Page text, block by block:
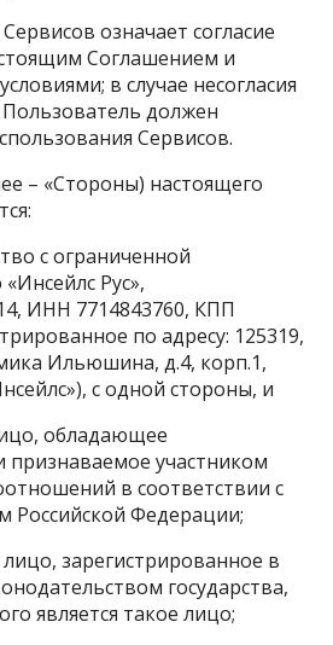
означает согласие
Соглашением и
в случае несогласия
должен
Сервисов.
– «Стороны) настоящего
с ограниченной
Рус»,
ИНН 7714843760, КПП
по адресу: 125319,
Ильюшина, д.4, корп.1,
с одной стороны, и
обладающее
признаваемое участником
в соответствии с
Российской Федерации;
зарегистрированное в
государства,
является такое лицо;